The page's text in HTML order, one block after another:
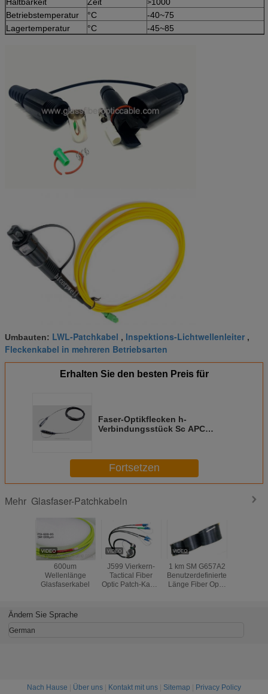
>
Betriebstemperatur
°C
-40~75
Lagertemperatur
°C -45~85
Umbauten: LWL-Patchkabel , Inspektions-Lichtwellenleiter ,
Fleckenkabel in mehreren Betriebsarten
Erhalten Sie den besten Preis für
Faser-Optikflecken h-
Verbindungsstück Sc APC
im Freien
Fortsetzen
Mehr Glasfaser-Patchkabeln
600um
Wellenlänge
Glasfaserkabel
J599 Vierkern-
Tactical Fiber
Optic Patch-Kabel
1 km SM G657A2
Benutzerdefinierte
Länge Fiber Optic
Ändern Sie Sprache
German
Nach Hause Über uns Kontakt mit uns Sitemap Privacy Policy